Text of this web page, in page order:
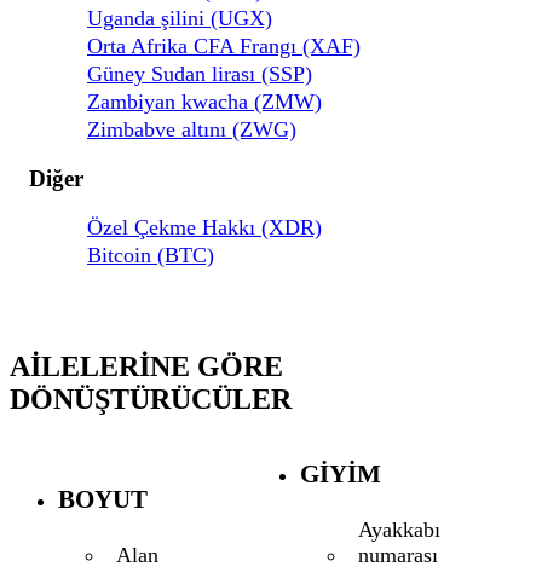
Uganda şilini (UGX)
Orta Afrika CFA Frangı (XAF)
Güney Sudan lirası (SSP)
Zambiyan kwacha (ZMW)
Zimbabve altını (ZWG)
Diğer
Özel Çekme Hakkı (XDR)
Bitcoin (BTC)
AILELERINE GÖRE
DÖNÜŞTÜRÜCÜLER
BOYUT
Alan
GIYIM
Ayakkabı
numarası